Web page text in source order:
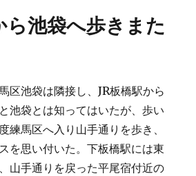
ら池袋へ歩きまた
区池袋は隣接し、JR板橋駅から
池袋とは知ってはいたが、歩い
練馬区へ入り山手通りを歩き、
を思い付いた。下板橋駅には東
山手通りを戻った平尾宿付近の